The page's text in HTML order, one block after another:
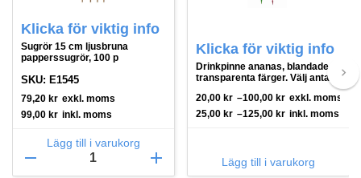
Klicka för viktig info
Sugrör 15 cm ljusbruna
papperssugrör, 100 p
SKU: E1545
79,20 kr exkl. moms
99,00 kr inkl. moms
Lägg till i varukorg
remove add
Klicka för viktig info
Drinkpinne ananas, blandade
transparenta färger. Välj antal
20,00 kr –100,00 kr exkl. moms
25,00 kr –125,00 kr inkl. moms
Lägg till i varukorg
keyboard_arrow_right